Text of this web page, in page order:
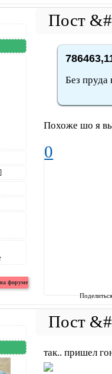
Без пруда
Похоже шо я
0
так.. пришел